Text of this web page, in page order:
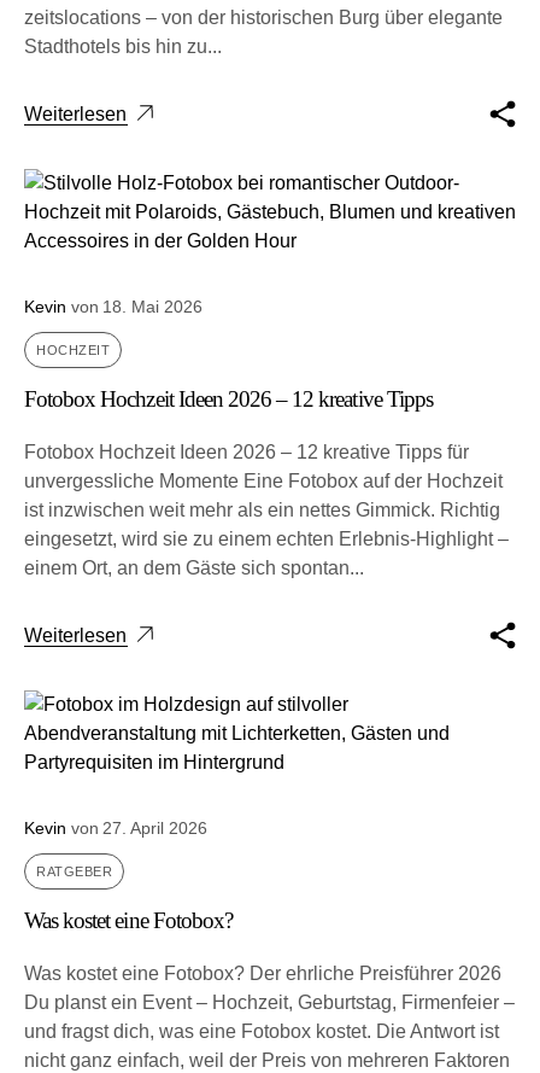
zeits­lo­ca­ti­ons – von der his­to­ri­schen Burg über ele­gan­te
Stadt­ho­tels bis hin zu...
Weiterlesen
Kevin von 18. Mai 2026
HOCHZEIT
Fotobox Hochzeit Ideen 2026 – 12 kreative Tipps
Fotobox Hochzeit Ideen 2026 – 12 kreative Tipps für
unvergessliche Momente Eine Fotobox auf der Hoch­zeit
ist inzwi­schen weit mehr als ein net­tes Gim­mick. Rich­tig
ein­ge­setzt, wird sie zu einem ech­ten Erleb­nis-High­light –
einem Ort, an dem Gäs­te sich spon­tan...
Weiterlesen
Kevin von 27. April 2026
RATGEBER
Was kostet eine Fotobox?
Was kostet eine Fotobox? Der ehrliche Preisführer 2026
Du planst ein Event – Hoch­zeit, Geburts­tag, Fir­men­fei­er –
und fragst dich, was eine Fotobox kos­tet. Die Ant­wort ist
nicht ganz ein­fach, weil der Preis von meh­re­ren Fak­to­ren